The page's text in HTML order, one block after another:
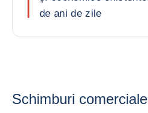
de ani de zile
Schimburi comerciale